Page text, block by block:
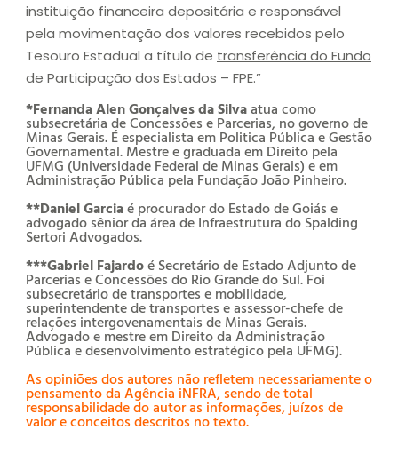
instituição financeira depositária e responsável
pela movimentação dos valores recebidos pelo
Tesouro Estadual a título de transferência do Fundo
de Participação dos Estados – FPE.”
*Fernanda Alen Gonçalves da Silvaatua como
subsecretária de Concessões e Parcerias, no governo de
Minas Gerais. É especialista em Politica Pública e Gestão
Governamental. Mestre e graduada em Direito pela
UFMG (Universidade Federal de Minas Gerais) e em
Administração Pública pela Fundação João Pinheiro.
**Daniel Garciaé procurador do Estado de Goiás e
advogado sênior da área de Infraestrutura do Spalding
Sertori Advogados.
***Gabriel Fajardoé Secretário de Estado Adjunto de
Parcerias e Concessões do Rio Grande do Sul. Foi
subsecretário de transportes e mobilidade,
superintendente de transportes e assessor-chefe de
relações intergovenamentais de Minas Gerais.
Advogado e mestre em Direito da Administração
Pública e desenvolvimento estratégico pela UFMG).
As opiniões dos autores não refletem necessariamente o
pensamento da Agência iNFRA, sendo de total
responsabilidade do autor as informações, juízos de
valor e conceitos descritos no texto.